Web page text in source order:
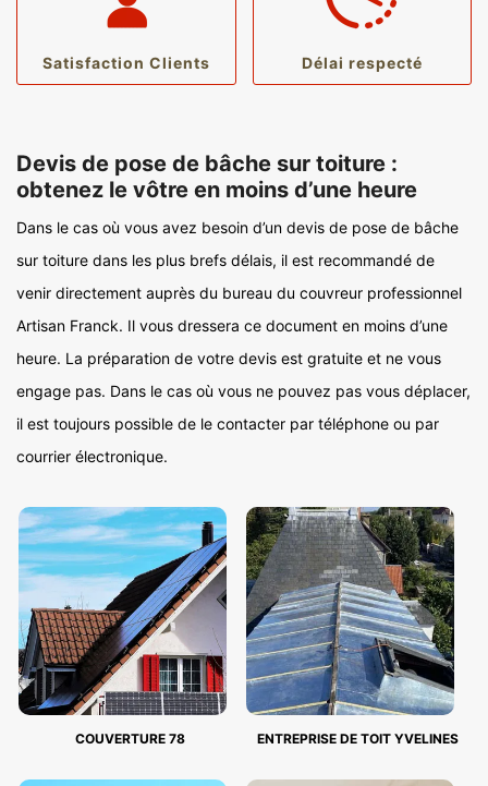
Satisfaction Clients Délai respecté
Devis de pose de bâche sur toiture :
obtenez le vôtre en moins d’une heure
Dans le cas où vous avez besoin d’un devis de pose de bâche
sur toiture dans les plus brefs délais, il est recommandé de
venir directement auprès du bureau du couvreur professionnel
Artisan Franck. Il vous dressera ce document en moins d’une
heure. La préparation de votre devis est gratuite et ne vous
engage pas. Dans le cas où vous ne pouvez pas vous déplacer,
il est toujours possible de le contacter par téléphone ou par
courrier électronique.
COUVERTURE 78 ENTREPRISE DE TOIT YVELINES